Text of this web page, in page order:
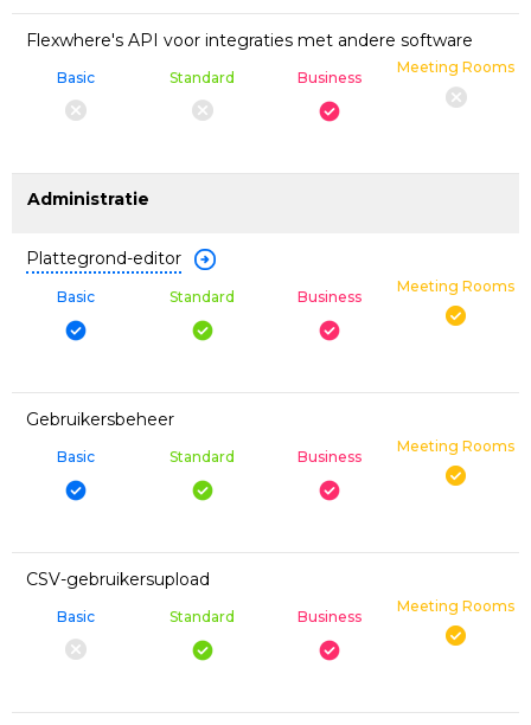
Flexwhere's API voor integraties met andere software
Basic Standard Business
Meeting Rooms
Administratie
Plattegrond-editor
Basic Standard Business
Meeting Rooms
Gebruikersbeheer
Basic Standard Business
Meeting Rooms
CSV-gebruikersupload
Basic Standard Business
Meeting Rooms